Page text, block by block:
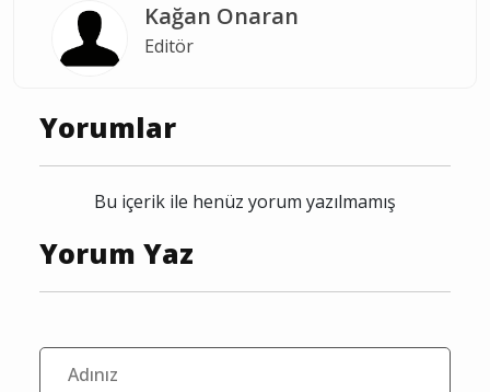
Kağan Onaran
Editör
Yorumlar
Bu içerik ile henüz yorum yazılmamış
Yorum Yaz